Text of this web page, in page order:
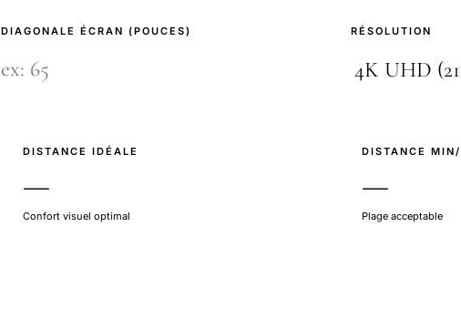
DIAGONALE ÉCRAN (POUCES) RÉSOLUTION
DISTANCE IDÉALE
—
Confort visuel optimal
DISTANCE
—
Plage acceptable